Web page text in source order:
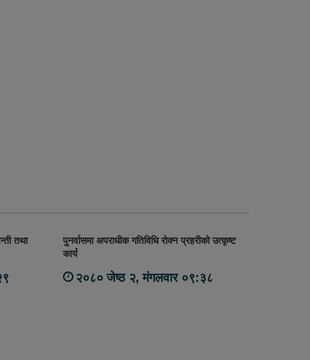
तथा
पुनर्वासमा अपराधीक गतिविधि रोक्न प्रहरीको उत्कृष्ट
कार्य
२०८० जेष्ठ २, मंगलवार ०९:३८